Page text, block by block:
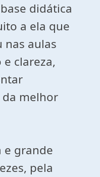
didática
a ela que
nas aulas
clareza,
melhor
e grande
pela